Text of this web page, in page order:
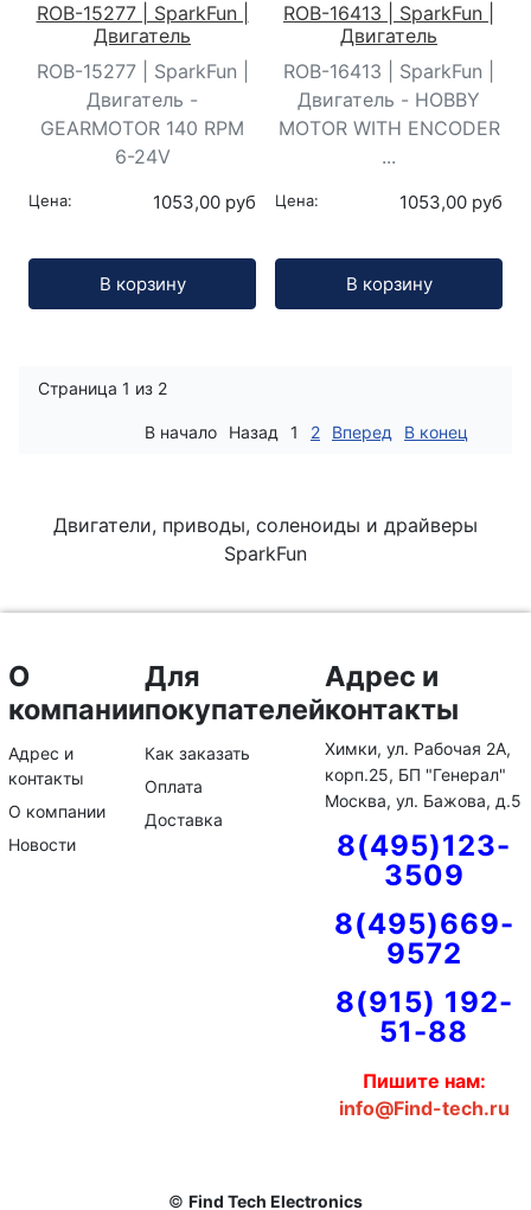
ROB-15277 | SparkFun |
Двигатель
ROB-15277 | SparkFun |
Двигатель -
GEARMOTOR 140 RPM
6-24V
Цена: 1053,00 руб
В корзину
ROB-16413 | SparkFun |
Двигатель
ROB-16413 | SparkFun |
Двигатель - HOBBY
MOTOR WITH ENCODER
...
Цена: 1053,00 руб
В корзину
Страница 1 из 2
В начало Назад 1 2 Вперед В конец
Двигатели, приводы, соленоиды и драйверы
SparkFun
О
компании
Адрес и
контакты
О компании
Новости
Для
покупателей
Как заказать
Оплата
Доставка
Адрес и
контакты
Химки, ул. Рабочая 2А,
корп.25, БП "Генерал"
Москва, ул. Бажова, д.5
8(495)123-
3509
8(495)669-
9572
8(915) 192-
51-88
Пишите нам:
info@Find-tech.ru
© Find Tech Electronics